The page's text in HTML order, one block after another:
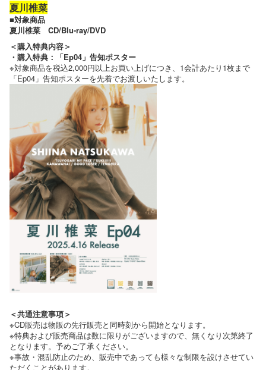
夏川椎菜
■対象商品
夏川椎菜 CD/Blu-ray/DVD
＜購入特典内容＞
・購入特典：「Ep04」告知ポスター
※対象商品を税込2,000円以上お買い上げにつき、1会計あたり1枚まで
「Ep04」告知ポスターを先着でお渡しいたします。
＜共通注意事項＞
※CD販売は物販の先行販売と同時刻から開始となります。
※特典および販売商品は数に限りがございますので、無くなり次第終了
となります。予めご了承ください。
※事故・混乱防止のため、販売中であっても様々な制限を設けさせてい
ただくことがあります。